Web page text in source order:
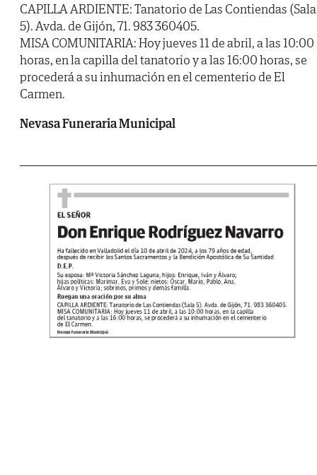
CAPILLA ARDIENTE: Tanatorio de Las Contiendas (Sala
5). Avda. de Gijón, 71. 983 360405.
MISA COMUNITARIA: Hoy jueves 11 de abril, a las 10:00
horas, en la capilla del tanatorio y a las 16:00 horas, se
procederá a su inhumación en el cementerio de El
Carmen.
Nevasa Funeraria Municipal